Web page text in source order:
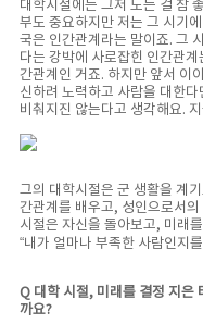
대학시절에는 그저 노는 걸 참
부도 중요하지만 저는 그 시기
국은 인간관계라는 말이죠. 그
다는 강박에 사로잡힌 인간관
간관계인 거죠. 하지만 앞서 이
신하려 노력하고 사람을 대한
비춰지진 않는다고 생각해요.
그의 대학시절은 군 생활을 계
간관계를 배우고, 성인으로서
시절은 자신을 돌아보고, 미래
“내가 얼마나 부족한 사람인지
Q 대학 시절, 미래를 결정 지은
까요?